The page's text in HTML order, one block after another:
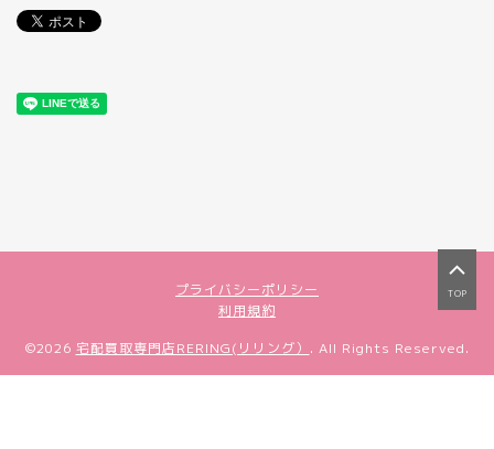
プライバシーポリシー
利用規約
TOP
©2026 宅配買取専門店RERING(リリング） . All Rights Reserved.